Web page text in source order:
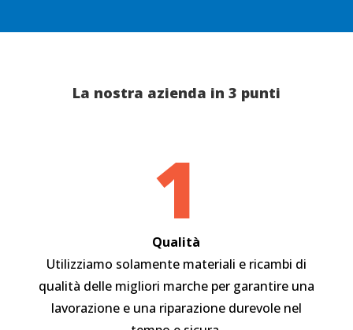
La nostra azienda in 3 punti
1
Qualità
Utilizziamo solamente materiali e ricambi di
qualità delle migliori marche per garantire una
lavorazione e una riparazione durevole nel